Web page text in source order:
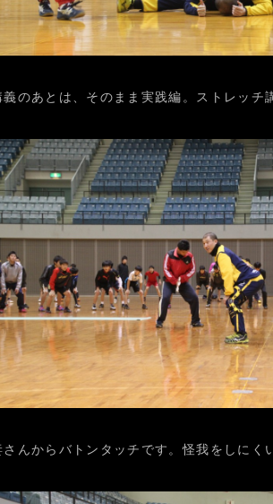
のあとは、そのまま実践編。ストレッチ
さんからバトンタッチです。怪我をしにく